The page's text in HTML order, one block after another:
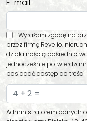
Wyrażam zgodę na
przez firmę Revelio.
działalnością
jednocześnie
posiadać dostęp do
Administratorem danych